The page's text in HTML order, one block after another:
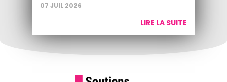
07 JUIL 2026
LIRE LA SUITE